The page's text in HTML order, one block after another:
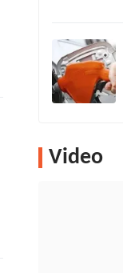
Video